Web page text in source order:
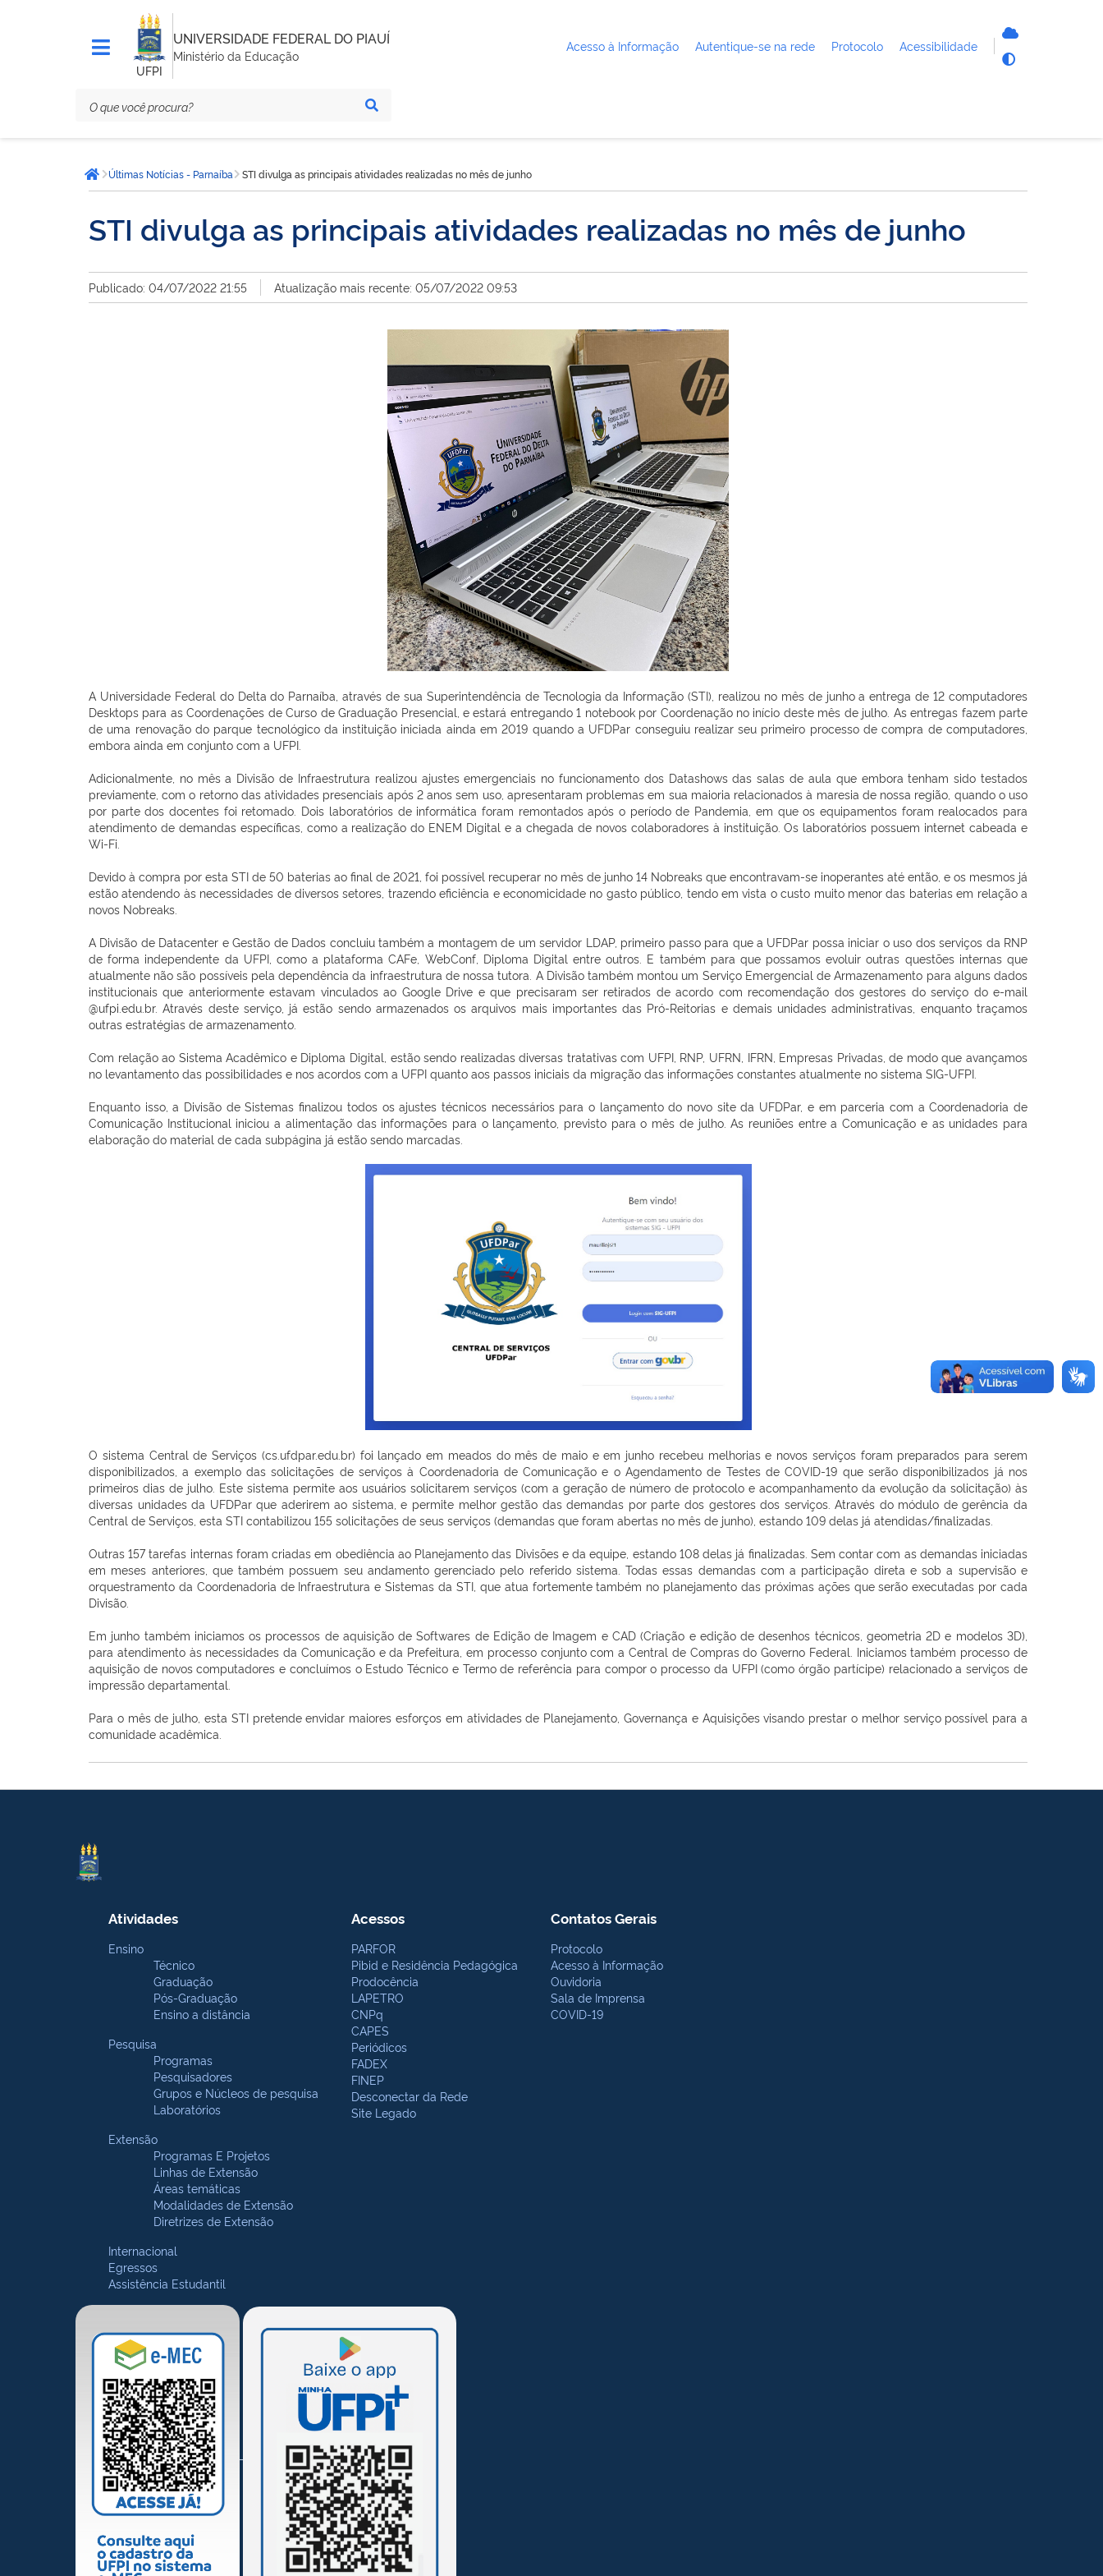
UFPI
UNIVERSIDADE FEDERAL DO PIAUÍ
Ministério da Educação
Acesso à Informação Autentique-se na rede Protocolo Acessibilidade
está
aqui:Página inicial
Últimas Notícias - Parnaíba STI divulga as principais atividades realizadas no mês de junho
STI divulga as principais atividades realizadas no mês de junho
Publicado: 04/07/2022 21:55 Atualização mais recente: 05/07/2022 09:53
A Universidade Federal do Delta do Parnaíba, através de sua Superintendência de Tecnologia da Informação (STI), realizou no mês de junho a entrega de 12 computadores
Desktops para as Coordenações de Curso de Graduação Presencial, e estará entregando 1 notebook por Coordenação no início deste mês de julho. As entregas fazem parte
de uma renovação do parque tecnológico da instituição iniciada ainda em 2019 quando a UFDPar conseguiu realizar seu primeiro processo de compra de computadores,
embora ainda em conjunto com a UFPI.
Adicionalmente, no mês a Divisão de Infraestrutura realizou ajustes emergenciais no funcionamento dos Datashows das salas de aula que embora tenham sido testados
previamente, com o retorno das atividades presenciais após 2 anos sem uso, apresentaram problemas em sua maioria relacionados à maresia de nossa região, quando o uso
por parte dos docentes foi retomado. Dois laboratórios de informática foram remontados após o período de Pandemia, em que os equipamentos foram realocados para
atendimento de demandas específicas, como a realização do ENEM Digital e a chegada de novos colaboradores à instituição. Os laboratórios possuem internet cabeada e
Wi-Fi.
Devido à compra por esta STI de 50 baterias ao final de 2021, foi possível recuperar no mês de junho 14 Nobreaks que encontravam-se inoperantes até então, e os mesmos já
estão atendendo às necessidades de diversos setores, trazendo eficiência e economicidade no gasto público, tendo em vista o custo muito menor das baterias em relação a
novos Nobreaks.
A Divisão de Datacenter e Gestão de Dados concluiu também a montagem de um servidor LDAP, primeiro passo para que a UFDPar possa iniciar o uso dos serviços da RNP
de forma independente da UFPI, como a plataforma CAFe, WebConf, Diploma Digital entre outros. E também para que possamos evoluir outras questões internas que
atualmente não são possíveis pela dependência da infraestrutura de nossa tutora. A Divisão também montou um Serviço Emergencial de Armazenamento para alguns dados
institucionais que anteriormente estavam vinculados ao Google Drive e que precisaram ser retirados de acordo com recomendação dos gestores do serviço do e-mail
@ufpi.edu.br. Através deste serviço, já estão sendo armazenados os arquivos mais importantes das Pró-Reitorias e demais unidades administrativas, enquanto traçamos
outras estratégias de armazenamento.
Com relação ao Sistema Acadêmico e Diploma Digital, estão sendo realizadas diversas tratativas com UFPI, RNP, UFRN, IFRN, Empresas Privadas, de modo que avançamos
no levantamento das possibilidades e nos acordos com a UFPI quanto aos passos iniciais da migração das informações constantes atualmente no sistema SIG-UFPI.
Enquanto isso, a Divisão de Sistemas finalizou todos os ajustes técnicos necessários para o lançamento do novo site da UFDPar, e em parceria com a Coordenadoria de
Comunicação Institucional iniciou a alimentação das informações para o lançamento, previsto para o mês de julho. As reuniões entre a Comunicação e as unidades para
elaboração do material de cada subpágina já estão sendo marcadas.
O sistema Central de Serviços (cs.ufdpar.edu.br) foi lançado em meados do mês de maio e em junho recebeu melhorias e novos serviços foram preparados para serem
disponibilizados, a exemplo das solicitações de serviços à Coordenadoria de Comunicação e o Agendamento de Testes de COVID-19 que serão disponibilizados já nos
primeiros dias de julho. Este sistema permite aos usuários solicitarem serviços (com a geração de número de protocolo e acompanhamento da evolução da solicitação) às
diversas unidades da UFDPar que aderirem ao sistema, e permite melhor gestão das demandas por parte dos gestores dos serviços. Através do módulo de gerência da
Central de Serviços, esta STI contabilizou 155 solicitações de seus serviços (demandas que foram abertas no mês de junho), estando 109 delas já atendidas/finalizadas.
Outras 157 tarefas internas foram criadas em obediência ao Planejamento das Divisões e da equipe, estando 108 delas já finalizadas. Sem contar com as demandas iniciadas
em meses anteriores, que também possuem seu andamento gerenciado pelo referido sistema. Todas essas demandas com a participação direta e sob a supervisão e
orquestramento da Coordenadoria de Infraestrutura e Sistemas da STI, que atua fortemente também no planejamento das próximas ações que serão executadas por cada
Divisão.
Em junho também iniciamos os processos de aquisição de Softwares de Edição de Imagem e CAD (Criação e edição de desenhos técnicos, geometria 2D e modelos 3D),
para atendimento às necessidades da Comunicação e da Prefeitura, em processo conjunto com a Central de Compras do Governo Federal. Iniciamos também processo de
aquisição de novos computadores e concluímos o Estudo Técnico e Termo de referência para compor o processo da UFPI (como órgão partícipe) relacionado a serviços de
impressão departamental.
Para o mês de julho, esta STI pretende envidar maiores esforços em atividades de Planejamento, Governança e Aquisições visando prestar o melhor serviço possível para a
comunidade acadêmica.
Atividades
Ensino
Técnico
Graduação
Pós-Graduação
Ensino a distância
Pesquisa
Programas
Pesquisadores
Grupos e Núcleos de pesquisa
Laboratórios
Extensão
Programas E Projetos
Linhas de Extensão
Áreas temáticas
Modalidades de Extensão
Diretrizes de Extensão
Internacional
Egressos
Assistência Estudantil
Acessos
PARFOR
Pibid e Residência Pedagógica
Prodocência
LAPETRO
CNPq
CAPES
Periódicos
FADEX
FINEP
Desconectar da Rede
Site Legado
Contatos Gerais
Protocolo
Acesso à Informação
Ouvidoria
Sala de Imprensa
COVID-19